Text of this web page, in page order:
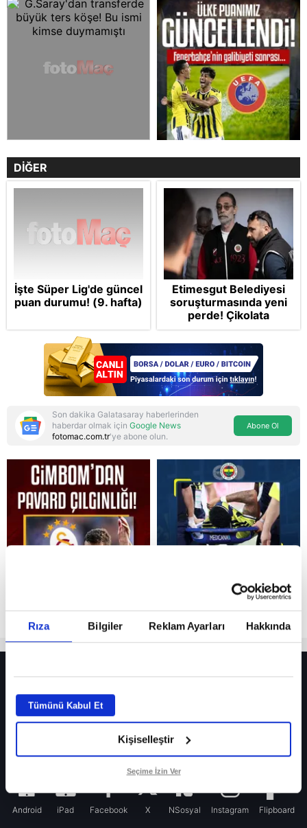
Rıza Bilgiler Reklam Ayarları Hakkında
Tümünü Kabul Et
Kişiselleştir
Seçime İzin Ver
Reddet
DİĞER
İşte Süper Lig'de güncel
puan durumu! (9. hafta)
Etimesgut Belediyesi
soruşturmasında yeni
perde! Çikolata
kutusunda rüşvet ve
gizli oda iddiaları
dosyada
Son dakika Galatasaray haberlerinden
haberdar olmak için Google News
fotomac.com.tr'ye abone olun.
Abone Ol
Fenerbahçe’de sürpriz ayrılık ihtimali! Devre arasında gelmişti
Fenerbahçe’nin yeni transferi Mason Greenwood için olay sözler!
Galatasaray’da rota yeniden Thiago Almada!
Android iPad Facebook X NSosyal Instagram Flipboard